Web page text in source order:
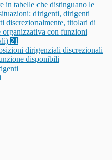
in tabelle che distinguano le
dirigenti, dirigenti
discrezionalmente, titolari di
organizzativa con funzioni
21
dirigenziali discrezionali
disponibili